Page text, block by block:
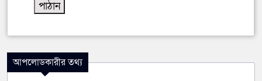
আপলোডকারীর তথ্য